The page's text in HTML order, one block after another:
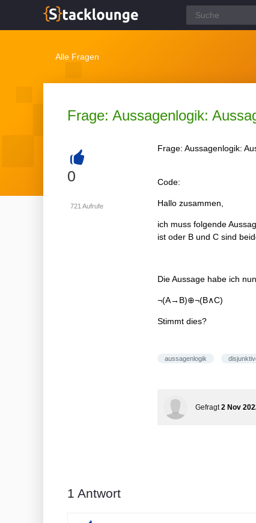
Alle Fragen
Frage: Aussagenlogik:
+
0
721 Aufrufe
Frage: Aussagenlogik:
Code:
Hallo zusammen,
ich muss folgende
ist oder B und C sind
Die Aussage habe ich
¬(A→B)⊕¬(B∧C)
Stimmt dies?
aussagenlogik
Gefragt 2 Nov
1 Antwort